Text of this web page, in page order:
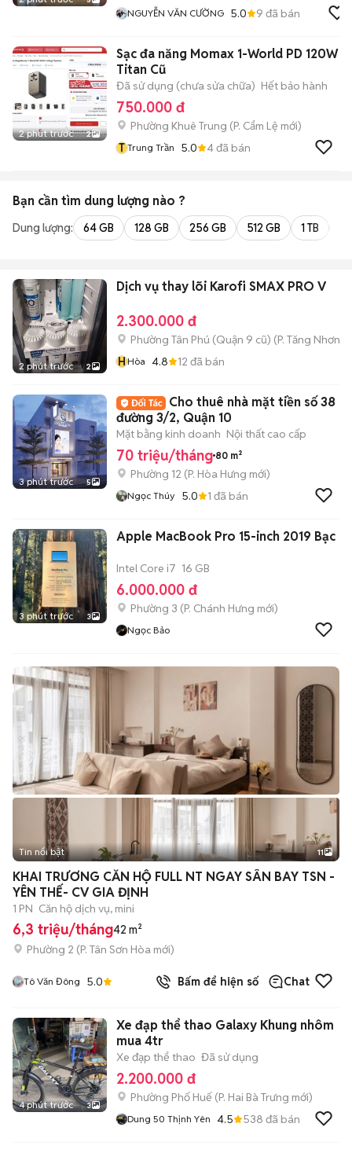
NGUYỄN VĂN CƯỜNG 5.0 9 đã bán
2 phút trước 2
Sạc đa năng Momax 1-World PD 120W
Titan Cũ
Đã sử dụng (chưa sửa chữa) Hết bảo hành
750.000 đ
Phường Khuê Trung (P. Cẩm Lệ mới)
T Trung Trần 5.0 4đã bán
Bạn cần tìm dung lượng nào ?
Dung lượng: 64 GB 128 GB 256 GB 512 GB 1 TB
2 phút trước 2
Dịch vụ thay lõi Karofi SMAX PRO V
2.300.000 đ
Phường Tân Phú (Quận 9 cũ) (P. Tăng Nhơn
HHòa 4.8 12 đã bán
3 phút trước 5
Cho thuê nhà mặt tiền số 38
đường 3/2, Quận 10
Mặt bằng kinh doanh Nội thất cao cấp
70 triệu/tháng 80 m²
Phường 12 (P. Hòa Hưng mới)
Ngọc Thúy 5.0 1 đã bán
3 phút trước 3
Apple MacBook Pro 15-inch 2019 Bạc
Intel Core i7 16 GB
6.000.000 đ
Phường 3 (P. Chánh Hưng mới)
Ngọc Bảo
+2
Tin nổi bật 11
KHAI TRƯƠNG CĂN HỘ FULL NT NGAY SÂN BAY TSN -
YÊN THẾ- CV GIA ĐỊNH
1 PN Căn hộ dịch vụ, mini
6,3 triệu/tháng42 m²
Phường 2 (P. Tân Sơn Hòa mới)
Tô Văn Đông 5.0 Bấm để hiện số Chat
4 phút trước 3
Xe đạp thể thao Galaxy Khung nhôm
mua 4tr
Xe đạp thể thao Đã sử dụng
2.200.000 đ
Phường Phố Huế (P. Hai Bà Trưng mới)
Dung 50 Thịnh Yên 4.5 538 đã bán